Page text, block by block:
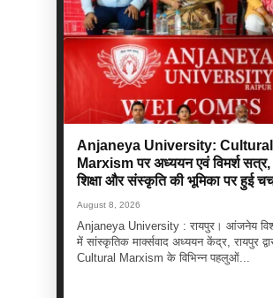
Anjaneya University: Cultural
Marxism पर अध्ययन एवं विमर्श सत्र,
शिक्षा और संस्कृति की भूमिका पर हुई
August 8, 2026
Anjaneya University : रायपुर। आंजनेय
में सांस्कृतिक मार्क्सवाद अध्ययन केंद्र, रायपुर
Cultural Marxism के विभिन्न पहलुओं...